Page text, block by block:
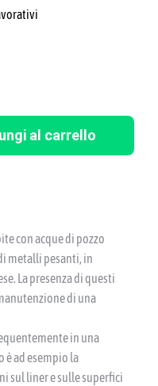
al carrello
con acque di pozzo
metalli pesanti, in
La presenza di questi
di una
in una
è ad esempio la
sul liner e sulle superfici